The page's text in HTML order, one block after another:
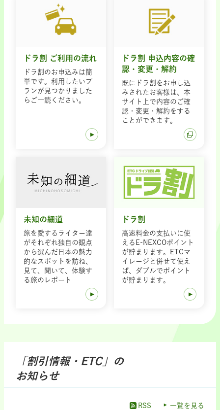
ドラ割 ご利用の流れ
ドラ割のお申込みは簡
単です。利用したいプ
ランが見つかりました
らご一読ください。
ドラ割 申込内容の確
認・変更・解約
既にドラ割をお申し込
みされたお客様は、本
サイト上で内容のご確
認・変更・解約をする
ことができます。
未知の細道
旅を愛するライター達
がそれぞれ独自の観点
から選んだ日本の魅力
的なスポットを訪ね、
見て、聞いて、体験す
る旅のレポート
ドラ割
高速料金の支払いに使
えるE-NEXCOポイント
が貯まります。ETCマ
イレージと併せて使え
ば、ダブルでポイント
が貯まります。
「割引情報・ETC」の
お知らせ
RSS 一覧を見る